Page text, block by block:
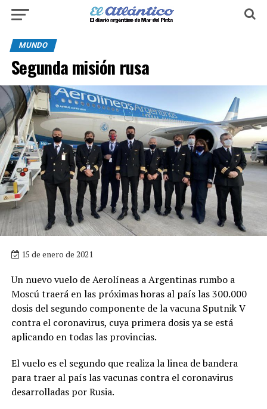
MUNDO
Segunda misión rusa
15 de enero de 2021
Un nuevo vuelo de Aerolíneas a Argentinas rumbo a
Moscú traerá en las próximas horas al país las 300.000
dosis del segundo componente de la vacuna Sputnik V
contra el coronavirus, cuya primera dosis ya se está
aplicando en todas las provincias.
El vuelo es el segundo que realiza la linea de bandera
para traer al país las vacunas contra el coronavirus
desarrolladas por Rusia.